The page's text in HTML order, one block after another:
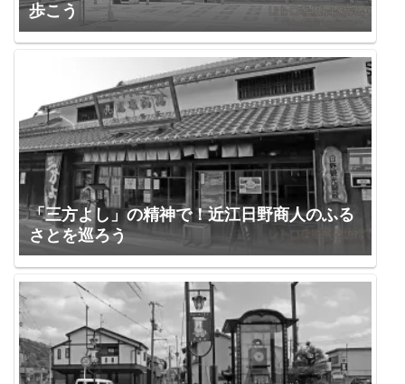
歩こう
「三方よし」の精神で！近江日野商人のふる
さとを巡ろう